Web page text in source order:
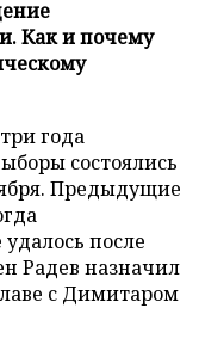
Как и почему
года
состоялись
Предыдущие
после
Радев назначил
с Димитаром